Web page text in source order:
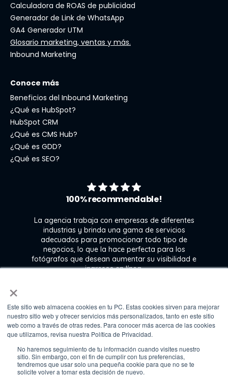
×
Este sitio web almacena cookies en tu PC. Estas cookies sirven para mejorar
nuestro sitio web y ofrecer servicios más personalizados, tanto en este sitio
web como a través de otras redes. Para conocer más acerca de las cookies
que utilizamos, revisa nuestra Política de Privacidad.
No haremos seguimiento de tu información cuando visites nuestro
sitio. Sin embargo, con el fin de cumplir con tus preferencias,
tendremos que usar solo una pequeña cookie para que no se te
solicite volver a tomar esta decisión de nuevo.
Calculadora de ROAS de publicidad
Generador de Link de WhatsApp
GA4 Generador UTM
Glosario marketing, ventas y más.
Inbound Marketing
Conoce más
Beneficios del Inbound Marketing
¿Qué es HubSpot?
HubSpot CRM
¿Qué es CMS Hub?
¿Qué es GDD?
¿Qué es SEO?
100% recommendable!
La agencia trabaja con empresas de diferentes
industrias y brinda una gama de servicios
adecuados para promocionar todo tipo de
negocios, lo que la hace perfecta para los
fotógrafos que desean aumentar su visibilidad e
ingresos en línea.
Kate Gross
Marketing & graphic design assistant at
Fixthephoto